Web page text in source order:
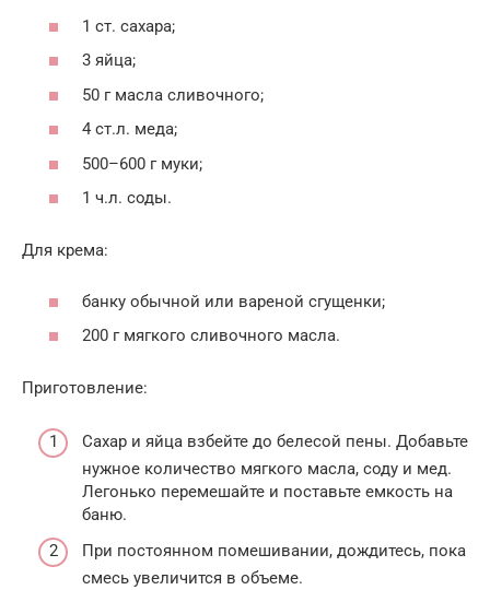
1 ст. сахара;
3 яйца;
50 г масла сливочного;
4 ст.л. меда;
500–600 г муки;
1 ч.л. соды.
Для крема:
банку обычной или вареной сгущенки;
200 г мягкого сливочного масла.
Приготовление:
Сахар и яйца взбейте до белесой пены. Добавьте
нужное количество мягкого масла, соду и мед.
Легонько перемешайте и поставьте емкость на
баню.
При постоянном помешивании, дождитесь, пока
смесь увеличится в объеме.